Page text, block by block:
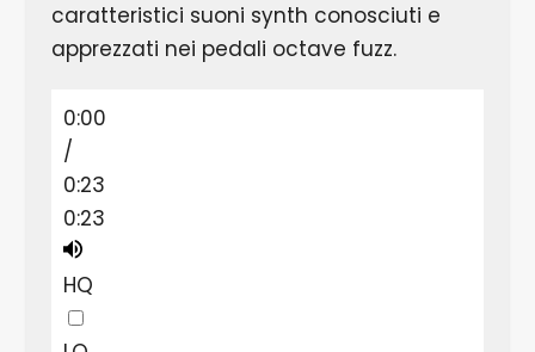
caratteristici suoni synth conosciuti e
apprezzati nei pedali octave fuzz.
0:00
/
0:23
0:23
HQ